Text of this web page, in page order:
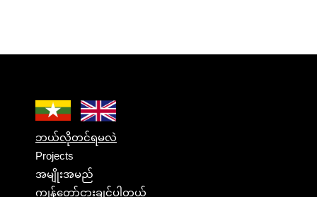
ဘယ်လိုတင်ရမလဲ
Projects
အမျိုးအမည်
ကျွန်တော်ငှားချင်ပါတယ်